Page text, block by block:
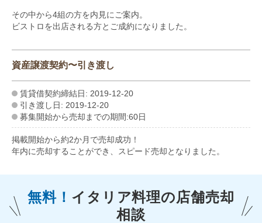
その中から4組の方を内見にご案内。
ビストロを出店される方とご成約になりました。
資産譲渡契約〜引き渡し
賃貸借契約締結日: 2019-12-20
引き渡し日: 2019-12-20
募集開始から売却までの期間:60日
掲載開始から約2か月で売却成功！
年内に売却することができ、スピード売却となりました。
無料！ イタリア料理の店舗売却
相談